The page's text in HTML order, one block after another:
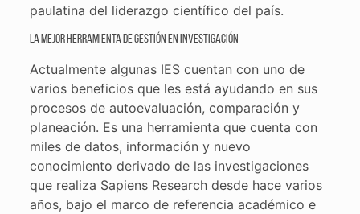
paulatina del liderazgo científico del país.
La mejor herramienta de gestión en investigación
Actualmente algunas IES cuentan con uno de
varios beneficios que les está ayudando en sus
procesos de autoevaluación, comparación y
planeación. Es una herramienta que cuenta con
miles de datos, información y nuevo
conocimiento derivado de las investigaciones
que realiza Sapiens Research desde hace varios
años, bajo el marco de referencia académico e